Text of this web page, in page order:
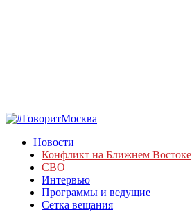
Новости
Конфликт на Ближнем Востоке
СВО
Интервью
Программы и ведущие
Сетка вещания